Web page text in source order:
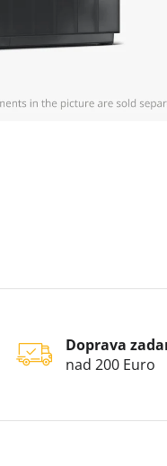
Doprava
nad 200 Euro